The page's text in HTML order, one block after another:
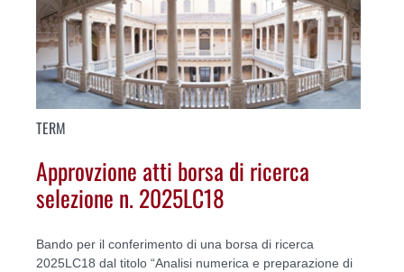
TERM
Approvzione atti borsa di ricerca
selezione n. 2025LC18
Bando per il conferimento di una borsa di ricerca
2025LC18 dal titolo “Analisi numerica e preparazione di